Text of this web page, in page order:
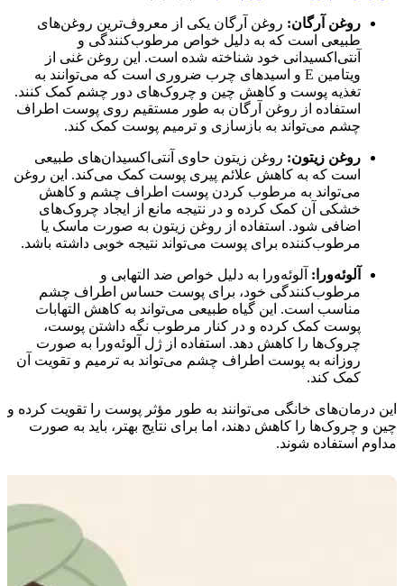
روغن آرگان: روغن آرگان یکی از معروف‌ترین روغن‌های
طبیعی است که به دلیل خواص مرطوب‌کنندگی و
آنتی‌اکسیدانی خود شناخته شده است. این روغن غنی از
ویتامین E و اسیدهای چرب ضروری است که می‌توانند به
تغذیه پوست و کاهش چین و چروک‌های دور چشم کمک کنند.
استفاده از روغن آرگان به طور مستقیم روی پوست اطراف
چشم می‌تواند به بازسازی و ترمیم پوست کمک کند.
روغن زیتون: روغن زیتون حاوی آنتی‌اکسیدان‌های طبیعی
است که به کاهش علائم پیری پوست کمک می‌کند. این روغن
می‌تواند به مرطوب کردن پوست اطراف چشم و کاهش
خشکی آن کمک کرده و در نتیجه مانع از ایجاد چروک‌های
اضافی شود. استفاده از روغن زیتون به صورت ماسک یا
مرطوب‌کننده برای پوست می‌تواند نتیجه خوبی داشته باشد.
آلوئه‌ورا: آلوئه‌ورا به دلیل خواص ضد التهابی و
مرطوب‌کنندگی خود، برای پوست حساس اطراف چشم
مناسب است. این گیاه طبیعی می‌تواند به کاهش التهابات
پوست کمک کرده و در کنار مرطوب نگه داشتن پوست،
چروک‌ها را کاهش دهد. استفاده از ژل آلوئه‌ورا به صورت
روزانه به پوست اطراف چشم می‌تواند به ترمیم و تقویت آن
کمک کند.
این درمان‌های خانگی می‌توانند به طور مؤثر پوست را تقویت کرده و
چین و چروک‌ها را کاهش دهند، اما برای نتایج بهتر، باید به صورت
مداوم استفاده شوند.